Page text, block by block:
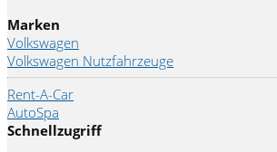
Marken
Volkswagen
Volkswagen Nutzfahrzeuge
Rent-A-Car
AutoSpa
Schnellzugriff